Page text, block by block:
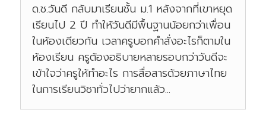
ด.ช.วันดี กลับมาเรียนชั้น ม.1 หลังจากที่เขาหยุด
เรียนไป 2 ปี ทำให้วันดีมีพื้นฐานน้อยกว่าเพื่อน
ในห้องเดียวกัน เวลาครูบอกคำสั่งอะไรก็ตามใน
ห้องเรียน ครูต้องอธิบายหลายรอบกว่าวันดีจะ
เข้าใจว่าครูให้ทำอะไร การสื่อสารด้วยภาษาไทย
ในการเรียนวิชาทั่วไปว่ายากแล้ว...